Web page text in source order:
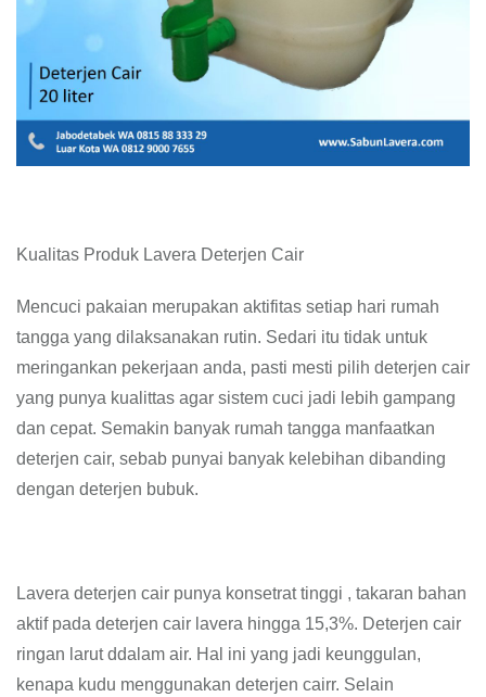
Kualitas Produk Lavera Deterjen Cair
Mencuci pakaian merupakan aktifitas setiap hari rumah
tangga yang dilaksanakan rutin. Sedari itu tidak untuk
meringankan pekerjaan anda, pasti mesti pilih deterjen cair
yang punya kualittas agar sistem cuci jadi lebih gampang
dan cepat. Semakin banyak rumah tangga manfaatkan
deterjen cair, sebab punyai banyak kelebihan dibanding
dengan deterjen bubuk.
Lavera deterjen cair punya konsetrat tinggi , takaran bahan
aktif pada deterjen cair lavera hingga 15,3%. Deterjen cair
ringan larut ddalam air. Hal ini yang jadi keunggulan,
kenapa kudu menggunakan deterjen cairr. Selain